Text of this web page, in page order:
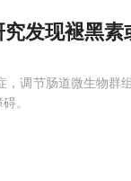
究发现褪黑
调节肠道微生物群
。